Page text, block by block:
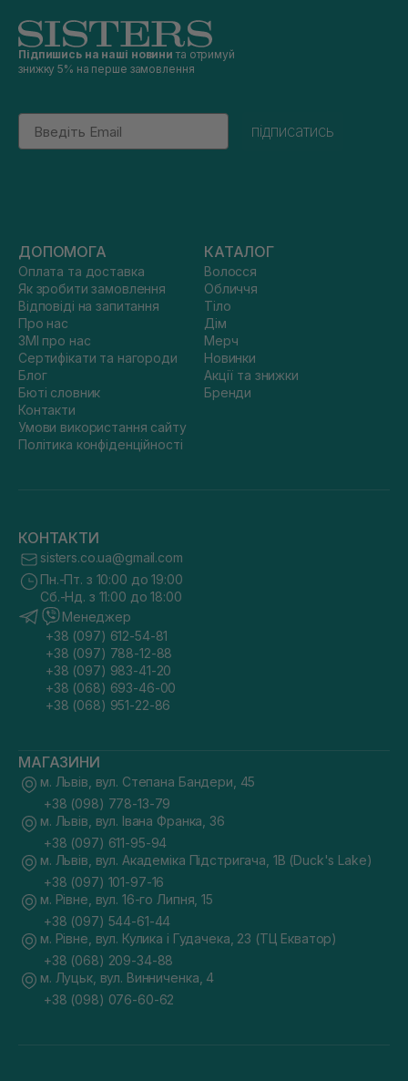
Підпишись на наші новини та отримуй
знижку 5% на перше замовлення
Email
підписатись
ДОПОМОГА
Оплата та доставка
Як зробити замовлення
Відповіді на запитання
Про нас
ЗМІ про нас
Сертифікати та нагороди
Блог
Бюті словник
Контакти
Умови використання сайту
Політика конфіденційності
КАТАЛОГ
Волосся
Обличчя
Тіло
Дім
Мерч
Новинки
Акції та знижки
Бренди
КОНТАКТИ
sisters.co.ua@gmail.com
Пн.-Пт. з 10:00 до 19:00
Сб.-Нд. з 11:00 до 18:00
Менеджер
+38 (097) 612-54-81
+38 (097) 788-12-88
+38 (097) 983-41-20
+38 (068) 693-46-00
+38 (068) 951-22-86
МАГАЗИНИ
м. Львів, вул. Степана Бандери, 45
+38 (098) 778-13-79
м. Львів, вул. Івана Франка, 36
+38 (097) 611-95-94
м. Львів, вул. Академіка Підстригача, 1В (Duck's Lake)
+38 (097) 101-97-16
м. Рівне, вул. 16-го Липня, 15
+38 (097) 544-61-44
м. Рівне, вул. Кулика і Гудачека, 23 (ТЦ Екватор)
+38 (068) 209-34-88
м. Луцьк, вул. Винниченка, 4
+38 (098) 076-60-62